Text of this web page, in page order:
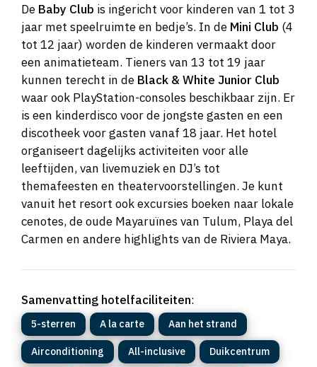
De Baby Club is ingericht voor kinderen van 1 tot 3
jaar met speelruimte en bedje’s. In de Mini Club (4
tot 12 jaar) worden de kinderen vermaakt door
een animatieteam. Tieners van 13 tot 19 jaar
kunnen terecht in de Black & White Junior Club
waar ook PlayStation-consoles beschikbaar zijn. Er
is een kinderdisco voor de jongste gasten en een
discotheek voor gasten vanaf 18 jaar. Het hotel
organiseert dagelijks activiteiten voor alle
leeftijden, van livemuziek en DJ’s tot
themafeesten en theatervoorstellingen. Je kunt
vanuit het resort ook excursies boeken naar lokale
cenotes, de oude Mayaruïnes van Tulum, Playa del
Carmen en andere highlights van de Riviera Maya.
Samenvatting hotelfaciliteiten:
5-sterren A la carte Aan het strand
Airconditioning All-inclusive Duikcentrum